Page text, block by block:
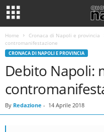
Home Cronaca di Napoli e provincia
contromanifestazione
CRONACA DI NAPOLI E PROVINCIA
Debito Napoli:
By Redazione - 14 Aprile 2018